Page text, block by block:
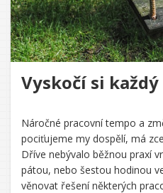
Vyskočí si
Náročné pracovní tempo a
pociťujeme my dospělí, má
Dříve nebývalo běžnou praxí
pátou, nebo šestou hodinou
věnovat řešení některých